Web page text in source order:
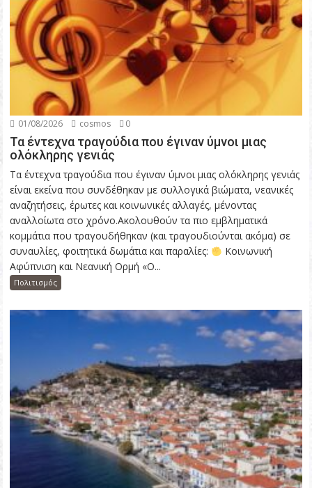
01/08/2026 cosmos 0
Τα έντεχνα τραγούδια που έγιναν ύμνοι μιας
ολόκληρης γενιάς
Τα έντεχνα τραγούδια που έγιναν ύμνοι μιας ολόκληρης γενιάς
είναι εκείνα που συνδέθηκαν με συλλογικά βιώματα, νεανικές
αναζητήσεις, έρωτες και κοινωνικές αλλαγές, μένοντας
αναλλοίωτα στο χρόνο.Ακολουθούν τα πιο εμβληματικά
κομμάτια που τραγουδήθηκαν (και τραγουδιούνται ακόμα) σε
συναυλίες, φοιτητικά δωμάτια και παραλίες:
Κοινωνική
Αφύπνιση και Νεανική Ορμή «Ο...
Πολιτισμός